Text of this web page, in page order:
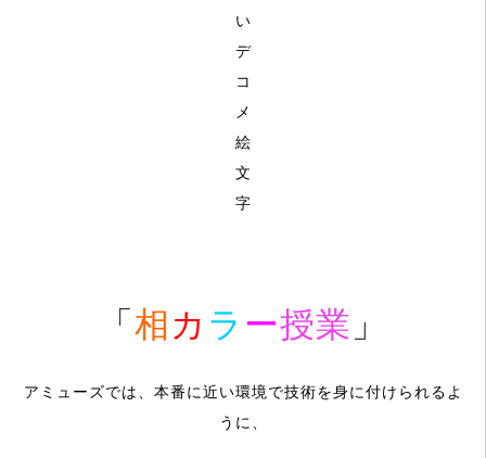
「相 カ ラ ー授業 」
アミューズでは、本番に近い環境で技術を身に付けられるよ
うに、